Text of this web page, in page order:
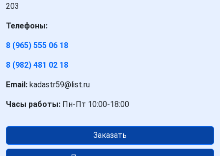
203
Телефоны:
8 (965) 555 06 18
8 (982) 481 02 18
Email: kadastr59@list.ru
Часы работы: Пн-Пт 10:00-18:00
Заказать